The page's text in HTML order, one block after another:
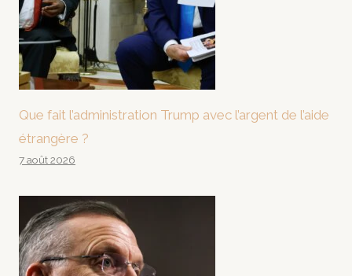
Que fait l’administration Trump avec l’argent de l’aide
étrangère ?
7 août 2026